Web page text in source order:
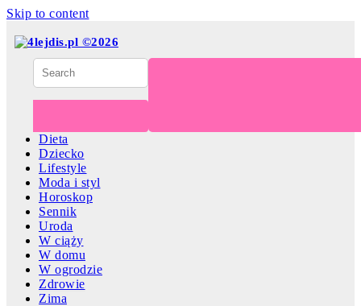
Skip to content
Dieta
Dziecko
Lifestyle
Moda i styl
Horoskop
Sennik
Uroda
W ciąży
W domu
W ogrodzie
Zdrowie
Zima